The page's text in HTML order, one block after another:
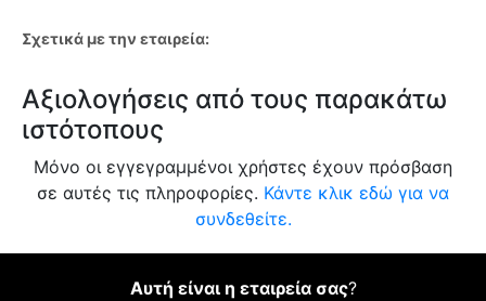
Σχετικά με την εταιρεία:
Αξιολογήσεις από τους παρακάτω
ιστότοπους
Μόνο οι εγγεγραμμένοι χρήστες έχουν πρόσβαση
σε αυτές τις πληροφορίες. Κάντε κλικ εδώ για να
συνδεθείτε.
Αυτή είναι η εταιρεία σας?